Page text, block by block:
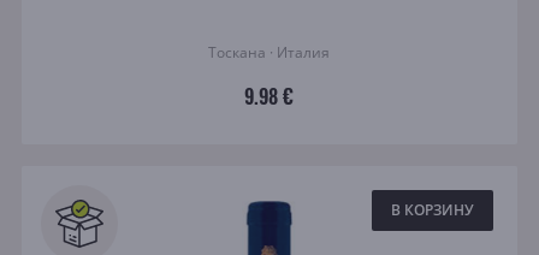
Тоскана · Италия
9.98 €
В КОРЗИНУ